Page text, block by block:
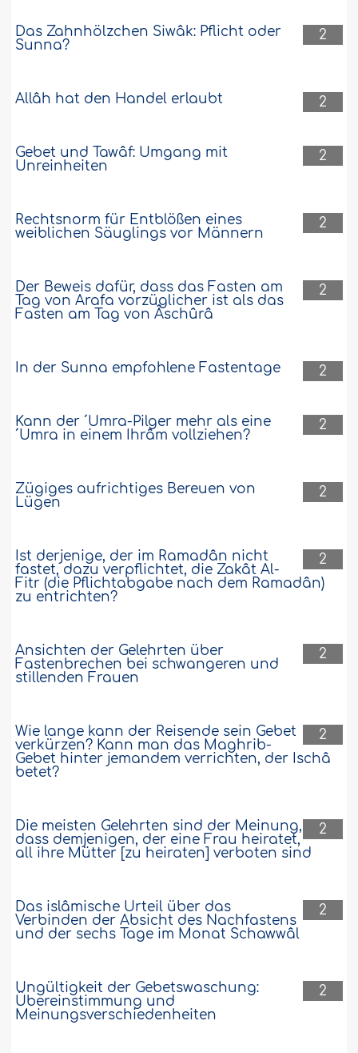
2
Das Zahnhölzchen Siwâk: Pflicht oder
Sunna?
2
Allâh hat den Handel erlaubt
2
Gebet und Tawâf: Umgang mit
Unreinheiten
2
Rechtsnorm für Entblößen eines
weiblichen Säuglings vor Männern
2
Der Beweis dafür, dass das Fasten am
Tag von Arafa vorzüglicher ist als das
Fasten am Tag von Âschûrâ
2
In der Sunna empfohlene Fastentage
2
Kann der ´Umra-Pilger mehr als eine
´Umra in einem Ihrâm vollziehen?
2
Zügiges aufrichtiges Bereuen von
Lügen
2
Ist derjenige, der im Ramadân nicht
fastet, dazu verpflichtet, die Zakât Al-
Fitr (die Pflichtabgabe nach dem Ramadân)
zu entrichten?
2
Ansichten der Gelehrten über
Fastenbrechen bei schwangeren und
stillenden Frauen
2
Wie lange kann der Reisende sein Gebet
verkürzen? Kann man das Maghrib-
Gebet hinter jemandem verrichten, der Ischâ
betet?
2
Die meisten Gelehrten sind der Meinung,
dass demjenigen, der eine Frau heiratet,
all ihre Mütter [zu heiraten] verboten sind
2
Das islâmische Urteil über das
Verbinden der Absicht des Nachfastens
und der sechs Tage im Monat Schawwâl
2
Ungültigkeit der Gebetswaschung:
Übereinstimmung und
Meinungsverschiedenheiten